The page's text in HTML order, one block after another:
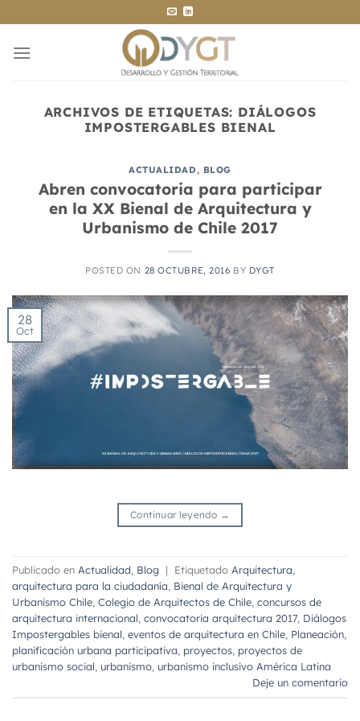
al
contenido
ARCHIVOS DE ETIQUETAS: DIÁLOGOS
IMPOSTERGABLES BIENAL
ACTUALIDAD, BLOG
Abren convocatoria para participar
en la XX Bienal de Arquitectura y
Urbanismo de Chile 2017
POSTED ON 28 OCTUBRE, 2016 BY DYGT
28
Oct
Continuar leyendo →
Publicado en Actualidad Blog | Etiquetado Arquitectura
arquitectura para la ciudadanía Bienal de Arquitectura y
Urbanismo Chile Colegio de Arquitectos de Chile concursos de
arquitectura internacional convocatoria arquitectura 2017 Diálogos
Impostergables bienal eventos de arquitectura en Chile Planeación
planificación urbana participativa proyectos proyectos de
urbanismo social urbanismo urbanismo inclusivo América Latina
Deje un comentario